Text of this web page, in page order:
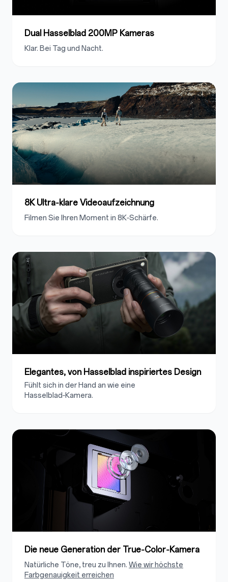
Dual Hasselblad 200MP Kameras
Klar. Bei Tag und Nacht.
8K Ultra‑klare Videoaufzeichnung
Filmen Sie Ihren Moment in 8K‑Schärfe.
Elegantes, von Hasselblad inspiriertes Design
Fühlt sich in der Hand an wie eine
Hasselblad‑Kamera.
Die neue Generation der True‑Color‑Kamera
Natürliche Töne, treu zu Ihnen. Wie wir höchste
Farbgenauigkeit erreichen